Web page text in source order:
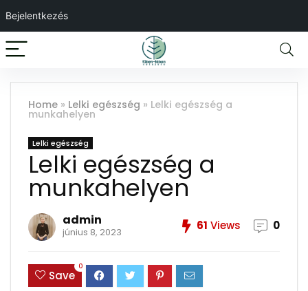
Bejelentkezés
Home » Lelki egészség » Lelki egészség a
munkahelyen
Lelki egészség
Lelki egészség a
munkahelyen
admin
június 8, 2023 61 Views 0
Save
0